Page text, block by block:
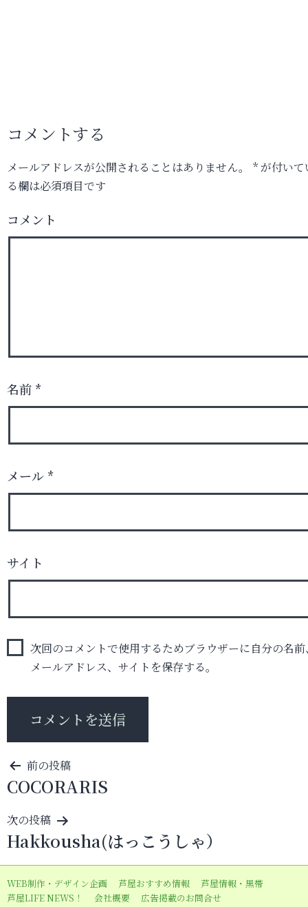
コメントする
メールアドレスが公開されることはありません。 *が付いて
る欄は必須項目です
コメント
名前 *
メール *
サイト
次回のコメントで使用するためブラウザーに自分の名前
メールアドレス、サイトを保存する。
投
稿
ナ
ビ
ゲ
ー
シ
前の投稿
COCORARIS
次の投稿
Hakkousha(はっこうしゃ）
WEB制作・デザイン企画 芦屋おすすめ情報
芦屋情報・黒帯
芦屋LIFE NEWS！
会社概要 広告掲載のお問合せ